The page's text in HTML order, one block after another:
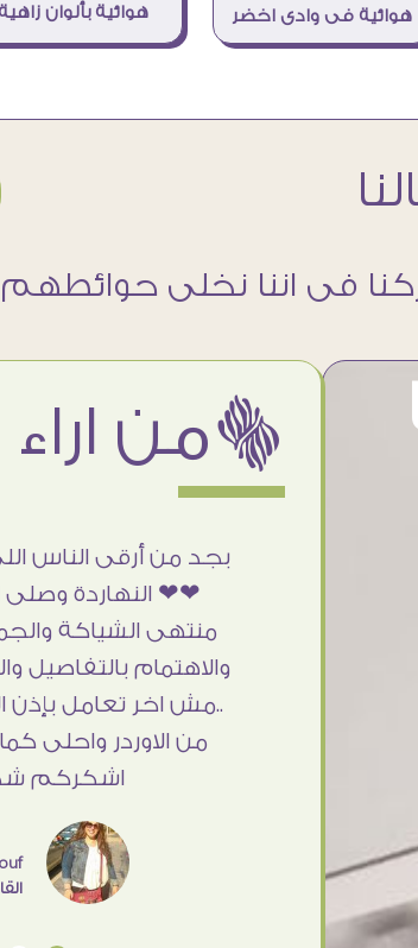
هوائية فى وادى اخضر
هوائية بألوان زاهية
ëمن اراء عملائنا
بجد من أرقى الناس
❤❤ النهاردة وصلى
منتهى الشياكة
والاهتمام بالتفاصيل
..مش اخر تعامل بإذن
من الاوردر واحلى
اشكركم